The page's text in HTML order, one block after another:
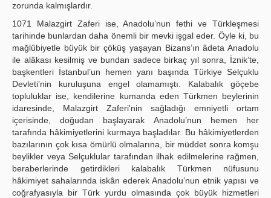
zorunda kalmışlardır.
1071 Malazgirt Zaferi ise, Anadolu’nun fethi ve Türkleşmesi
tarihinde bunlardan daha önemli bir mevki işgal eder. Öyle ki, bu
mağlûbiyetle büyük bir çöküş yaşayan Bizans’ın âdeta Anadolu
ile alâkası kesilmiş ve bundan sadece birkaç yıl sonra, İznik’te,
başkentleri İstanbul’un hemen yanı başında Türkiye Selçuklu
Devleti’nin kuruluşuna engel olamamıştı. Kalabalık göçebe
topluluklar ise, kendilerine kumanda eden Türkmen beylerinin
idaresinde, Malazgirt Zaferi'nin sağladığı emniyetli ortam
içerisinde, doğudan başlayarak Anadolu’nun hemen her
tarafında hâkimiyetlerini kurmaya başladılar. Bu hâkimiyetlerden
bazılarının çok kısa ömürlü olmalarına, bir müddet sonra komşu
beylikler veya Selçuklular tarafından ilhak edilmelerine rağmen,
beraberlerinde getirdikleri kalabalık Türkmen nüfusunu
hâkimiyet sahalarında iskân ederek Anadolu’nun etnik yapısı ve
coğrafyasıyla bir Türk yurdu olmasında çok büyük hizmetleri